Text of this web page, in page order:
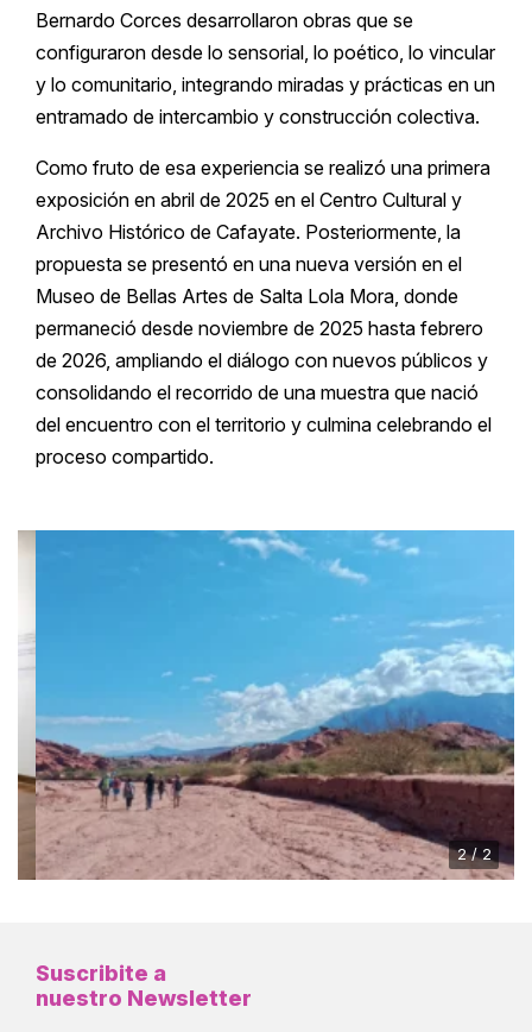
Bernardo Corces desarrollaron obras que se
configuraron desde lo sensorial, lo poético, lo vincular
y lo comunitario, integrando miradas y prácticas en un
entramado de intercambio y construcción colectiva.
Como fruto de esa experiencia se realizó una primera
exposición en abril de 2025 en el Centro Cultural y
Archivo Histórico de Cafayate. Posteriormente, la
propuesta se presentó en una nueva versión en el
Museo de Bellas Artes de Salta Lola Mora, donde
permaneció desde noviembre de 2025 hasta febrero
de 2026, ampliando el diálogo con nuevos públicos y
consolidando el recorrido de una muestra que nació
del encuentro con el territorio y culmina celebrando el
proceso compartido.
2 / 2
Suscribite a
nuestro Newsletter